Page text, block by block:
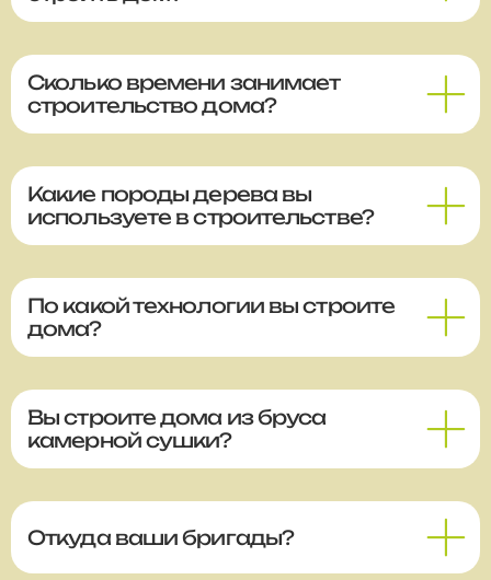
Сколько времени занимает
строительство дома?
Какие породы дерева вы
используете в строительстве?
По какой технологии вы строите
дома?
Вы строите дома из бруса
камерной сушки?
Откуда ваши бригады?